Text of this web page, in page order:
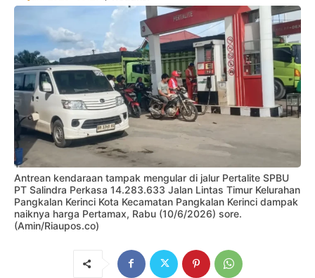
Antrean kendaraan tampak mengular di jalur Pertalite SPBU
PT Salindra Perkasa 14.283.633 Jalan Lintas Timur Kelurahan
Pangkalan Kerinci Kota Kecamatan Pangkalan Kerinci dampak
naiknya harga Pertamax, Rabu (10/6/2026) sore.
(Amin/Riaupos.co)